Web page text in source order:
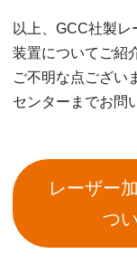
以上、GCC社製
装置についてご紹
ご不明な点ござい
センターまでお問
レーザー
つ